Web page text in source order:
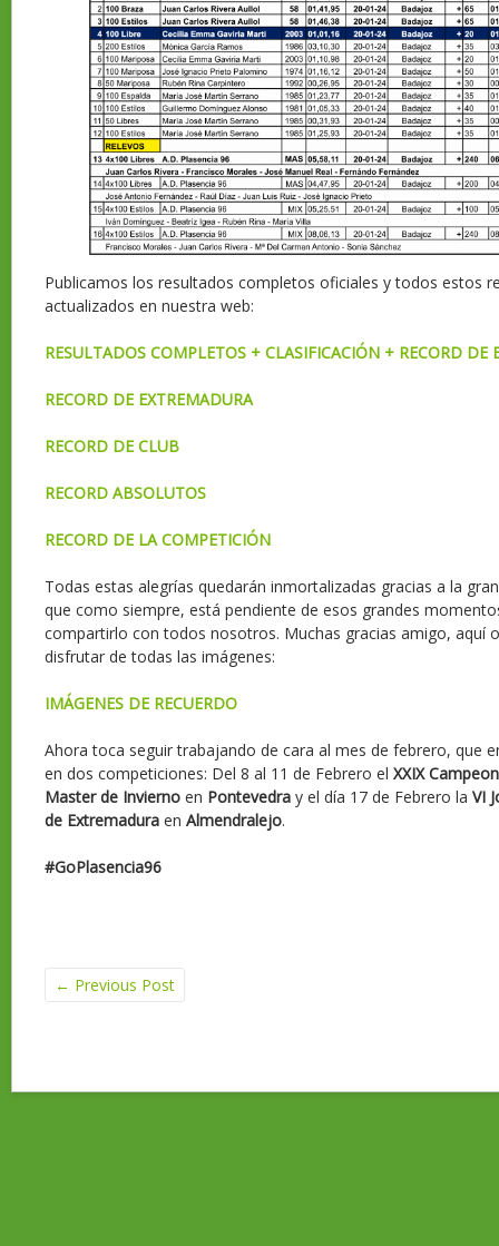
Publicamos los resultados completos oficiales y todos estos
actualizados en nuestra web:
RESULTADOS COMPLETOS + CLASIFICACIÓN + RECORD DE
RECORD DE EXTREMADURA
RECORD DE CLUB
RECORD ABSOLUTOS
RECORD DE LA COMPETICIÓN
Todas estas alegrías quedarán inmortalizadas gracias a la
que como siempre, está pendiente de esos grandes
compartirlo con todos nosotros. Muchas gracias amigo, aquí
disfrutar de todas las imágenes:
IMÁGENES DE RECUERDO
Ahora toca seguir trabajando de cara al mes de febrero, que
en dos competiciones: Del 8 al 11 de Febrero el XXIX
Master de Invierno en Pontevedra y el día 17 de Febrero la VI
de Extremadura en Almendralejo.
#GoPlasencia96
← Previous Post